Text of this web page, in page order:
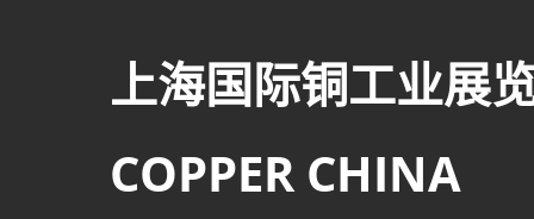
上海国际铜工业展
COPPER CHINA